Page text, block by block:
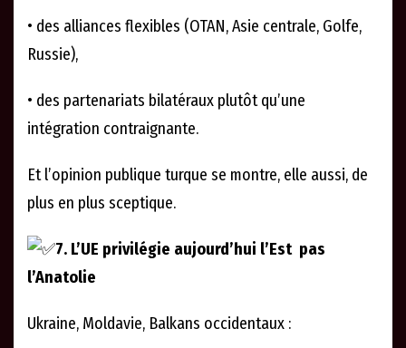
• des alliances flexibles (OTAN, Asie centrale, Golfe,
Russie),
• des partenariats bilatéraux plutôt qu’une
intégration contraignante.
Et l’opinion publique turque se montre, elle aussi, de
plus en plus sceptique.
7. L’UE privilégie aujourd’hui l’Est pas
l’Anatolie
Ukraine, Moldavie, Balkans occidentaux :